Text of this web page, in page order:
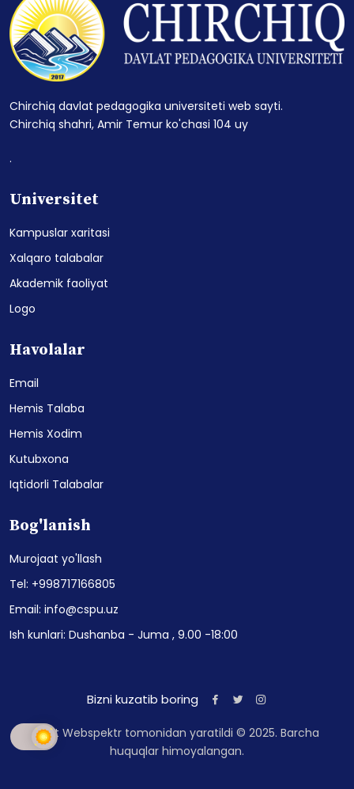
Chirchiq davlat pedagogika universiteti web sayti.
Chirchiq shahri, Amir Temur ko'chasi 104 uy
.
Universitet
Kampuslar xaritasi
Xalqaro talabalar
Akademik faoliyat
Logo
Havolalar
Email
Hemis Talaba
Hemis Xodim
Kutubxona
Iqtidorli Talabalar
Bog'lanish
Murojaat yo'llash
Tel: +998717166805
Email: info@cspu.uz
Ish kunlari: Dushanba - Juma , 9.00 -18:00
Bizni kuzatib boring
Sayt Webspektr tomonidan yaratildi © 2025. Barcha
huquqlar himoyalangan.